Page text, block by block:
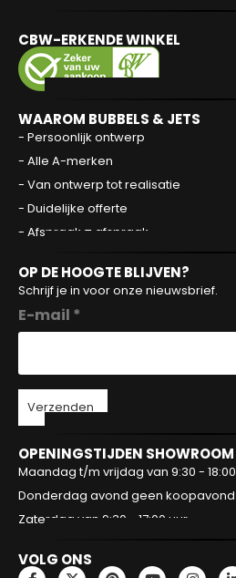
CBW-ERKENDE WINKEL
WAAROM BUBBELS & JETS
- Persoonlijk ontwerp
- Alle A-merken
- Van ontwerp tot realisatie
- Duidelijke offerte
- Afspraak = afspraak
OP DE HOOGTE BLIJVEN?
Schrijf je in voor onze nieuwsbrief.
E-mail *
Verzenden
OPENINGSTIJDEN SHOWROOM
Maandag t/m vrijdag van 9:30 - 18:00
Donderdag avond geen koopavond
Zaterdag van 9:30 - 17:00 uur
VOLG ONS